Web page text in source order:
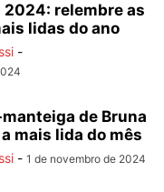
relembre as
lidas do ano
-
de Bruna
mais lida do mês
- 1 de novembro de 2024